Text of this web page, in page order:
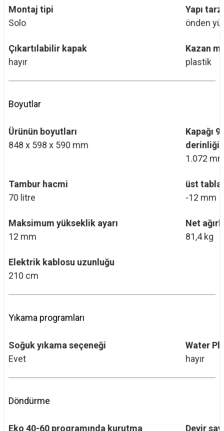
Montaj tipi
Solo
Yapı tarzı
önden
Çıkartılabilir kapak
hayır
Kazan
plastik
Boyutlar
Ürünün boyutları
848 x 598 x 590 mm
Kapağı
derinliği
1.072
Tambur hacmi
70 litre
üst
-12 mm
Maksimum yükseklik ayarı
12 mm
Net
81,4 kg
Elektrik kablosu uzunluğu
210 cm
Yıkama programları
Soğuk yıkama seçeneği
Evet
Water
hayır
Döndürme
Eko 40-60 programında kurutma Devir